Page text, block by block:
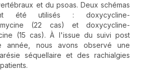
et du psoas. Deux schémas
été utilisés : doxycycline-
(22 cas) et doxycycline-
(15 cas). À l'issue du suivi post
année, nous avons observé une
séquellaire et des rachialgies